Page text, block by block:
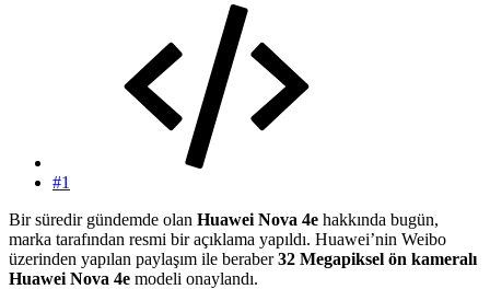
#1
Bir süredir gündemde olan Huawei Nova 4e hakkında bugün,
marka tarafından resmi bir açıklama yapıldı. Huawei’nin Weibo
üzerinden yapılan paylaşım ile beraber32 Megapiksel ön kameralı
Huawei Nova 4e modeli onaylandı.